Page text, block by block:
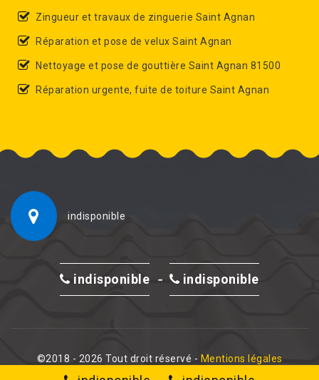
Zingueur et travaux de zinguerie Saint Agnan
Réparation et pose de velux Saint Agnan
Nettoyage et pose de gouttière Saint Agnan 81500
Réparation urgente, fuite de toiture Saint Agnan
indisponible
indisponible - indisponible
©2018 - 2026 Tout droit réservé - Mentions légales